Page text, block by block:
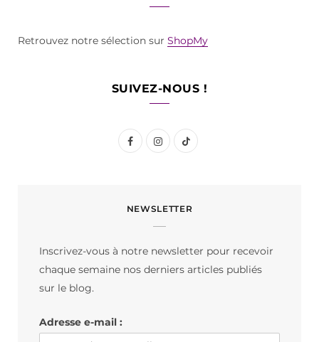
Retrouvez notre sélection sur ShopMy
SUIVEZ-NOUS !
F
e
I
t
m
T
T
NEWSLETTER
Inscrivez-vous à notre newsletter pour recevoir
chaque semaine nos derniers articles publiés
sur le blog.
Adresse e-mail :